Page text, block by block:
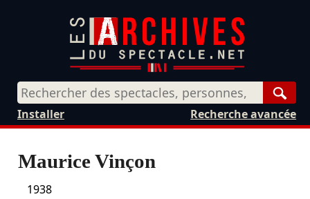
Recherche avancée
Installer
Maurice Vinçon
1938